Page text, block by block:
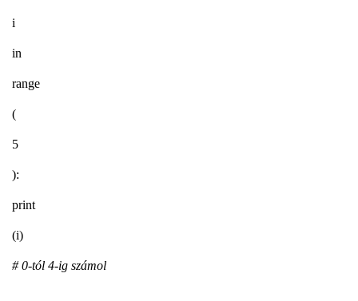
i
in
range
(
5
):
print
(i)
# 0-tól 4-ig számol